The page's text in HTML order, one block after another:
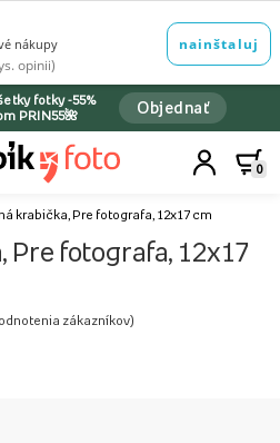
fotky -55%
PRIN55🌺
Objednať
0
krabička, Pre fotografa, 12x17 cm
Pre fotografa, 12x17
zákazníkov)